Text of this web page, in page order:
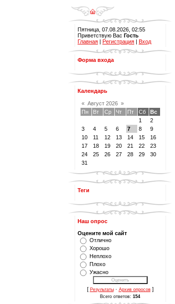
Пятница, 07.08.2026, 02:55
Приветствую Вас Гость
Главная | Регистрация | Вход
Форма входа
Календарь
« Август 2026 »
Пн
Вт Ср Чт Пт Сб
Вс
1
2
3
4 5 6 7 8
9
10
11 12 13 14 15
16
17
18 19 20 21 22
23
24
25 26 27 28 29
30
31
Теги
Наш опрос
Оцените мой сайт
Отлично
Хорошо
Неплохо
Плохо
Ужасно
[ Результаты· Архив опросов]
Всего ответов: 154